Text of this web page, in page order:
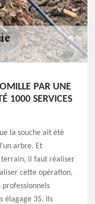
PAR UNE
1000 SERVICES
la souche ait été
arbre. Et
il faut réaliser
cette opération,
élagage 35. Ils